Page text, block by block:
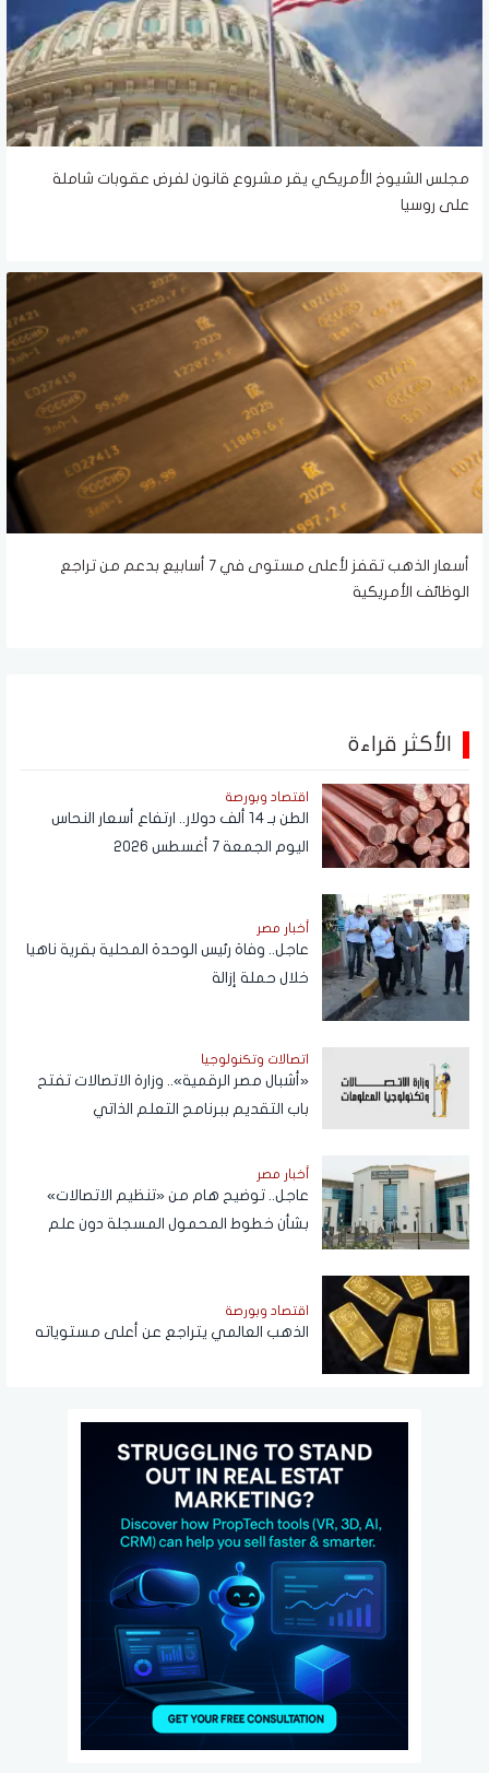
مجلس الشيوخ الأمريكي يقر مشروع قانون لفرض عقوبات شاملة
على روسيا
أسعار الذهب تقفز لأعلى مستوى في 7 أسابيع بدعم من تراجع
الوظائف الأمريكية
الأكثر قراءة
اقتصاد وبورصة
الطن بـ 14 ألف دولار.. ارتفاع أسعار النحاس
اليوم الجمعة 7 أغسطس 2026
أخبار مصر
عاجل.. وفاة رئيس الوحدة المحلية بقرية ناهيا
خلال حملة إزالة
اتصالات وتكنولوجيا
«أشبال مصر الرقمية».. وزارة الاتصالات تفتح
باب التقديم ببرنامج التعلم الذاتي
أخبار مصر
عاجل.. توضيح هام من «تنظيم الاتصالات»
بشأن خطوط المحمول المسجلة دون علم
اقتصاد وبورصة
الذهب العالمي يتراجع عن أعلى مستوياته